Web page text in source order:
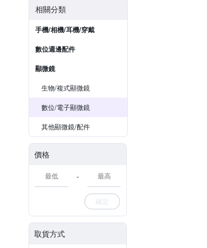
相關分類
手機/相機/耳機/穿戴
數位週邊配件
顯微鏡
生物/複式顯微鏡
數位/電子顯微鏡
其他顯微鏡/配件
價格
-
確定
取貨方式